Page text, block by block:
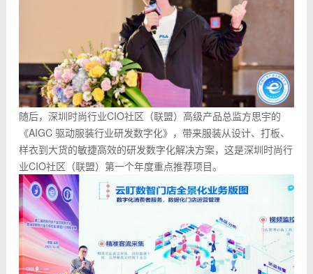
随后，深圳时尚行业CIO社区（联盟）高级产品总监方思宇的
《AIGC 驱动服装行业研发数字化》，带来服装从设计、打板、
样衣到大货的敏捷高效的研发数字化解决方案，这是深圳时尚行
业CIO社区（联盟）第一个年度重点推荐项目。